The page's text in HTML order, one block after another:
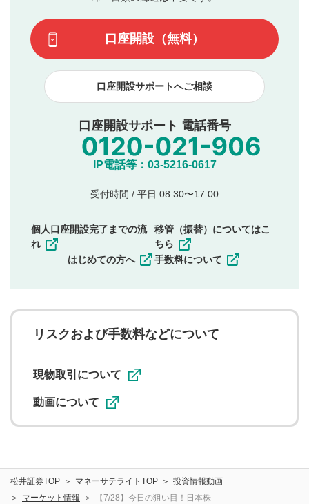
です）
てはお答えできません。各動画コンテンツへの掲載をもっ
て結果のご連絡といたします。ご了承ください。
下記の項目に該当すると判断された投稿内容は、掲載を
見合わせる場合がございます。
本動画コンテンツとは無関係の内容の投稿
他者への誹謗中傷や差別的表現投稿
公序良俗に反する内容の投稿
氏名、住所、電話番号など個人を特定できる情報の
他のサイトへの誘導や営利目的、広告・宣伝を目
他者の権利（商標、著作権、その他の知的財産
同一内容の多重投稿
その他当社が不適切と判断した投稿
一度投稿した評価およびコメントの変更・削除はできま
ことを承諾したものとします。また、利用者は、コメント
に関する著作者人格権を行使しないことに同意します。利
用者が投稿したコメントは、当社サービスの広告・宣伝、
ることがあります。
口座開設（無料）
口座開設サポートへご相談
口座開設サポート 電話番号
IP電話等：03-5216-0617
受付時間 / 平日 08:30〜17:00
個人口座開設完了までの流
れ
はじめての方へ
移管（振替）についてはこ
ちら
手数料について
リスクおよび手数料などについて
現物取引について
動画について
松井証券TOP マネーサテライトTOP
投資情報動画
マーケット情報
【7/28】今日の狙い目！日本株